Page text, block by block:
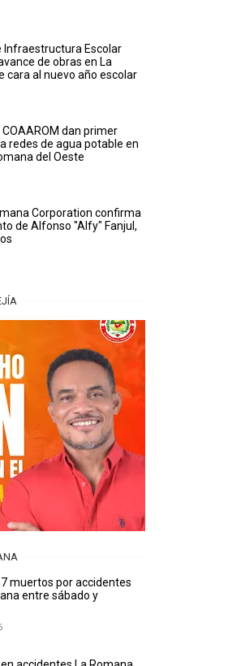
Infraestructura Escolar
de obras en La
cara al nuevo año escolar
COAAROM dan primer
redes de agua potable en
del Oeste
Corporation confirma
de Alfonso "Alfy" Fanjul,
muertos por accidentes
entre sábado y